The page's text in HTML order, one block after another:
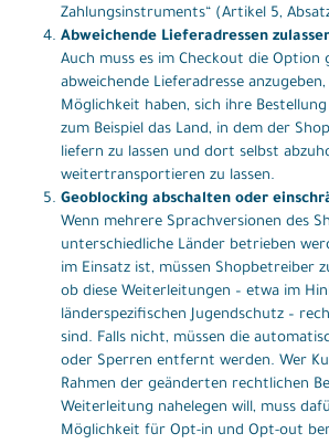
Zahlungsinstruments“ (Artikel 5,
Abweichende Lieferadressen
Auch muss es im Checkout die Option
abweichende Lieferadresse
Möglichkeit haben, sich ihre
zum Beispiel das Land, in dem der
liefern zu lassen und dort selbst
weitertransportieren zu lassen.
Geoblocking abschalten oder
Wenn mehrere Sprachversionen des
unterschiedliche Länder betrieben
im Einsatz ist, müssen Shopbetreiber
ob diese Weiterleitungen – etwa im
länderspezifischen Jugendschutz –
sind. Falls nicht, müssen die
oder Sperren entfernt werden. Wer
Rahmen der geänderten rechtlichen
Weiterleitung nahelegen will, muss
Möglichkeit für Opt-in und Opt-out